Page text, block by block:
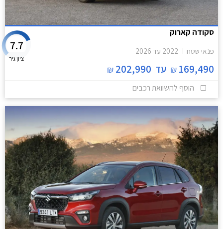
סקודה קארוק
פנאי שטח 2022 עד 2026
169,490
₪ עד 202,990
₪
7.7
ציון גיר
הוסף להשוואת רכבים